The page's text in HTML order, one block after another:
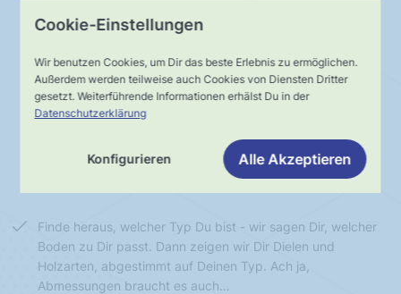
Cookie-Einstellungen
Wir benutzen Cookies, um Dir das beste Erlebnis zu ermöglichen.
Außerdem werden teilweise auch Cookies von Diensten Dritter
gesetzt. Weiterführende Informationen erhälst Du in der
Datenschutzerklärung
Konfigurieren Alle Akzeptieren
Typ bestimmen Diele wählen
Diele individualisieren Boden bestellen
Finde heraus, welcher Typ Du bist - wir sagen Dir, welcher
Boden zu Dir passt. Dann zeigen wir Dir Dielen und
Holzarten, abgestimmt auf Deinen Typ. Ach ja,
Abmessungen braucht es auch…